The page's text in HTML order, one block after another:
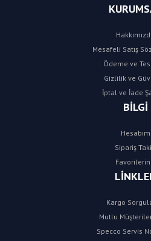
Mesafeli Satış
Ödeme ve
Gizlilik ve
İptal ve İade
BİLGİ
Hesabım
Sipariş
Kargo
Mutlu
Specco Servis